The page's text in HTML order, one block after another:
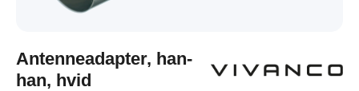
Antenneadapter, han-
han, hvid